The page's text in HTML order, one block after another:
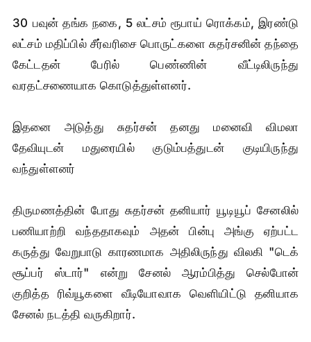
30 பவுன் தங்க நகை, 5 லட்சம் ரூபாய் ரொக்கம், இரண்டு
லட்சம் மதிப்பில் சீர்வரிசை பொருட்களை சுதர்சனின் தந்தை
கேட்டதன் பேரில் பெண்ணின் வீட்டிலிருந்து
வரதட்சணையாக கொடுத்துள்ளனர்.
இதனை அடுத்து சுதர்சன் தனது மனைவி விமலா
தேவியுடன் மதுரையில் குடும்பத்துடன் குடியிருந்து
வந்துள்ளனர்
திருமணத்தின் போது சுதர்சன் தனியார் யூடியூப் சேனலில்
பணியாற்றி வந்ததாகவும் அதன் பின்பு அங்கு ஏற்பட்ட
கருத்து வேறுபாடு காரணமாக அதிலிருந்து விலகி "டெக்
சூப்பர் ஸ்டார்" என்று சேனல் ஆரம்பித்து செல்போன்
குறித்த ரிவ்யூகளை வீடியோவாக வெளியிட்டு தனியாக
சேனல் நடத்தி வருகிறார்.